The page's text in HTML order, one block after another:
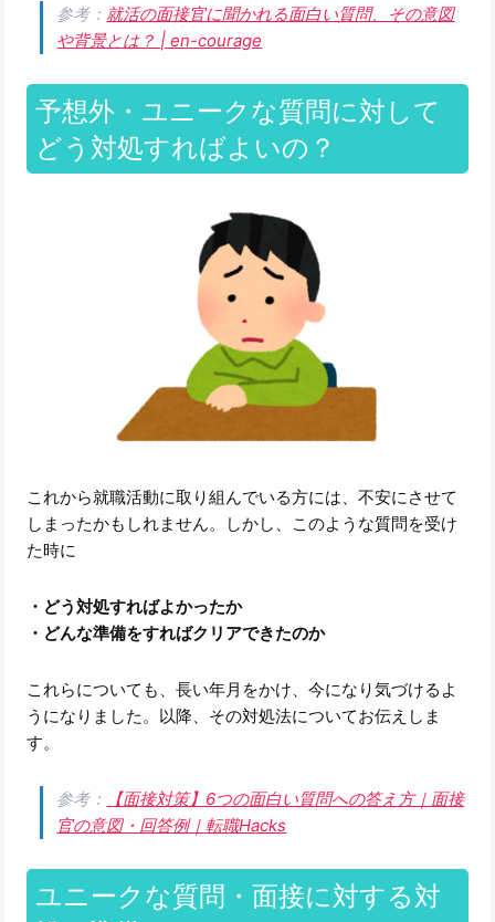
参考：就活の面接官に聞かれる面白い質問、その意図
や背景とは？ | en-courage
予想外・ユニークな質問に対して
どう対処すればよいの？
これから就職活動に取り組んでいる方には、不安にさせて
しまったかもしれません。しかし、このような質問を受け
た時に
・どう対処すればよかったか
・どんな準備をすればクリアできたのか
これらについても、長い年月をかけ、今になり気づけるよ
うになりました。以降、その対処法についてお伝えしま
す。
参考：
【面接対策】6つの面白い質問への答え方｜面接
官の意図・回答例｜転職Hacks
ユニークな質問・面接に対する対